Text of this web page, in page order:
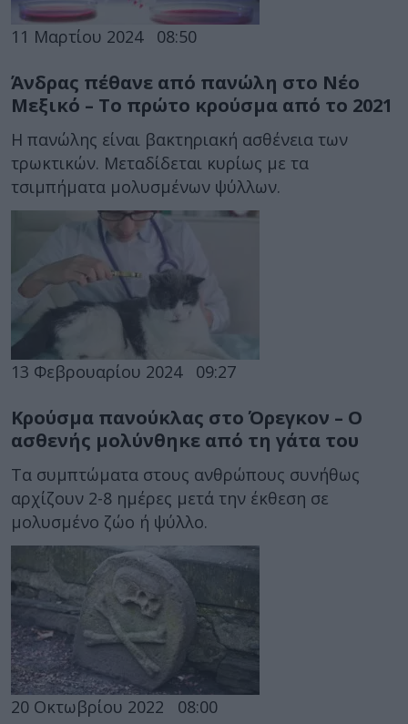
11 Μαρτίου 2024 08:50
Άνδρας πέθανε από πανώλη στο Νέο
Μεξικό – Το πρώτο κρούσμα από το 2021
Η πανώλης είναι βακτηριακή ασθένεια των
τρωκτικών. Μεταδίδεται κυρίως με τα
τσιμπήματα μολυσμένων ψύλλων.
13 Φεβρουαρίου 2024 09:27
Κρούσμα πανούκλας στο Όρεγκον – Ο
ασθενής μολύνθηκε από τη γάτα του
Τα συμπτώματα στους ανθρώπους συνήθως
αρχίζουν 2-8 ημέρες μετά την έκθεση σε
μολυσμένο ζώο ή ψύλλο.
20 Οκτωβρίου 2022 08:00